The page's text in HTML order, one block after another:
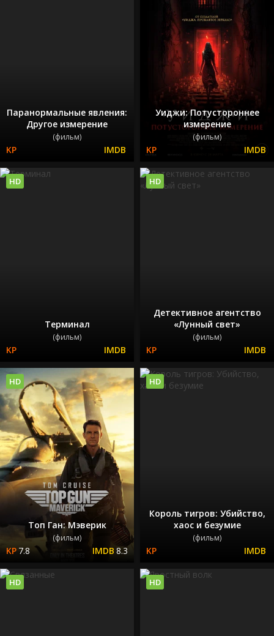
Паранормальные явления:
Другое измерение
(фильм)
Уиджи: Потустороннее
измерение
(фильм)
Терминал
(фильм)
HD
Детективное агентство
«Лунный свет»
(фильм)
HD
Топ Ган: Мэверик
(фильм)
7.8 8.3
HD
Король тигров: Убийство,
хаос и безумие
(фильм)
HD
HD HD